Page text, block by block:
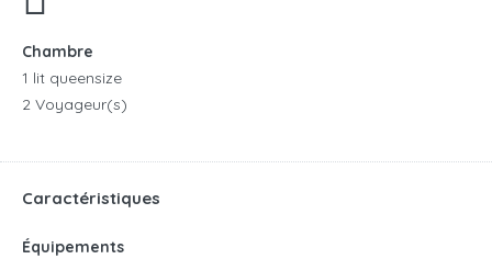
Chambre
1 lit queensize
2 Voyageur(s)
Caractéristiques
Équipements